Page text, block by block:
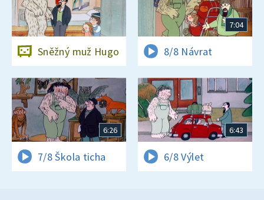
Sněžný muž Hugo
7:04
8/8 Návrat
6:26
7/8 Škola ticha
6:43
6/8 Výlet